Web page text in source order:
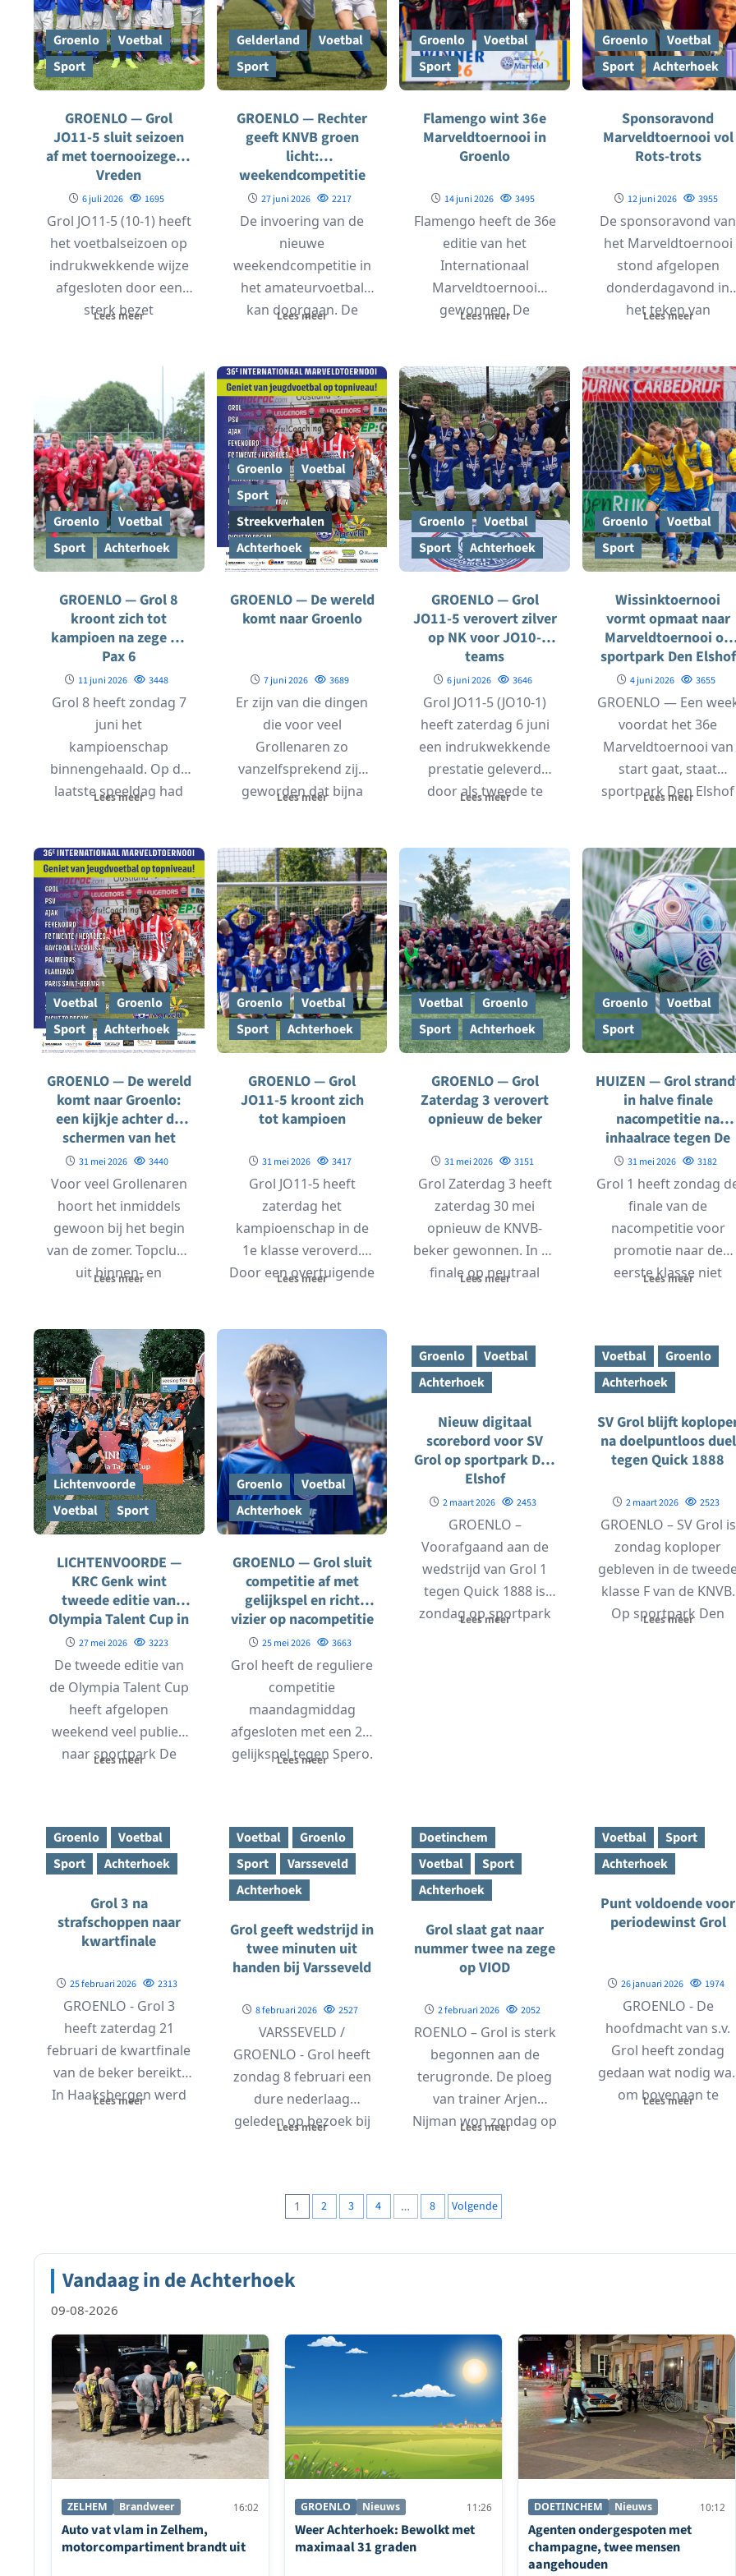
Groenlo
Voetbal
Sport
GROENLO — Grol
JO11-5 sluit seizoen
af met toernooizege in
Vreden
6 juli 2026 1695
Grol JO11-5 (10-1) heeft
het voetbalseizoen op
indrukwekkende wijze
afgesloten door een
sterk bezet
Lees meer
Gelderland
Voetbal
Sport
GROENLO — Rechter
geeft KNVB groen
licht:
weekendcompetitie
amateurvoetbal gaat
door
27 juni 2026 2217
De invoering van de
nieuwe
weekendcompetitie in
het amateurvoetbal
kan doorgaan. De
KNVB de tweede...
Lees meer
Groenlo
Voetbal
Sport
Flamengo wint 36e
Marveldtoernooi in
Groenlo
14 juni 2026 3495
Flamengo heeft de 36e
editie van het
Internationaal
Marveldtoernooi
gewonnen. De
finale Ajax met...
Lees meer
Groenlo
Voetbal
Sport
Achterhoek
Sponsoravond
Marveldtoernooi vol
Rots-trots
12 juni 2026 3955
De sponsoravond van
het Marveldtoernooi
stond afgelopen
donderdagavond in
het teken van
trots. In...
Lees meer
Groenlo
Voetbal
Sport
Achterhoek
GROENLO — Grol 8
kroont zich tot
kampioen na zege op
Pax 6
11 juni 2026 3448
Grol 8 heeft zondag 7
juni het
kampioenschap
binnengehaald. Op de
laatste speeldag had
Lees meer
Groenlo
Voetbal
Sport
Streekverhalen
Achterhoek
GROENLO — De wereld
komt naar Groenlo
7 juni 2026 3689
Er zijn van die dingen
die voor veel
Grollenaren zo
vanzelfsprekend zijn
geworden dat bijna
Lees meer
Groenlo
Voetbal
Sport
Achterhoek
GROENLO — Grol
JO11-5 verovert zilver
op NK voor JO10-
teams
6 juni 2026 3646
Grol JO11-5 (JO10-1)
heeft zaterdag 6 juni
een indrukwekkende
prestatie geleverd
door als tweede te
Lees meer
Groenlo
Voetbal
Sport
Wissinktoernooi
vormt opmaat naar
Marveldtoernooi op
sportpark Den Elshof
4 juni 2026 3655
GROENLO — Een
voordat het 36e
Marveldtoernooi van
start gaat, staat
sportpark Den Elshof
Lees meer
Voetbal
Groenlo
Sport
Achterhoek
GROENLO — De wereld
komt naar Groenlo:
een kijkje achter de
schermen van het
Marveldtoernooi
31 mei 2026 3440
Voor veel Grollenaren
hoort het inmiddels
gewoon bij het begin
van de zomer. Topclubs
uit binnen- en
Lees meer
Groenlo
Voetbal
Sport
Achterhoek
GROENLO — Grol
JO11-5 kroont zich
tot kampioen
31 mei 2026 3417
Grol JO11-5 heeft
zaterdag het
kampioenschap in de
1e klasse veroverd.
Door een overtuigende
Lees meer
Voetbal
Groenlo
Sport
Achterhoek
GROENLO — Grol
Zaterdag 3 verovert
opnieuw de beker
31 mei 2026 3151
Grol Zaterdag 3 heeft
zaterdag 30 mei
opnieuw de KNVB-
beker gewonnen. In de
finale op neutraal
Lees meer
Groenlo
Voetbal
Sport
HUIZEN — Grol
in halve finale
nacompetitie na
inhaalrace tegen De
Zuidvogels
31 mei 2026 3182
Grol 1 heeft zondag
finale van de
nacompetitie voor
promotie naar de
eerste klasse niet
Lees meer
Lichtenvoorde
Voetbal
Sport
LICHTENVOORDE —
KRC Genk wint
tweede editie van
Olympia Talent Cup in
Lichtenvoorde
27 mei 2026 3223
De tweede editie van
de Olympia Talent Cup
heeft afgelopen
weekend veel publiek
naar sportpark De
Lees meer
Groenlo
Voetbal
Achterhoek
GROENLO — Grol sluit
competitie af met
gelijkspel en richt
vizier op nacompetitie
25 mei 2026 3663
Grol heeft de reguliere
competitie
maandagmiddag
afgesloten met een 2-2
gelijkspel tegen Spero.
Lees meer
Groenlo
Voetbal
Achterhoek
Nieuw digitaal
scorebord voor SV
Grol op sportpark Den
Elshof
2 maart 2026 2453
GROENLO –
Voorafgaand aan de
wedstrijd van Grol 1
tegen Quick 1888 is
zondag op sportpark
Lees meer
Voetbal
Groenlo
Achterhoek
SV Grol blijft
na doelpuntloos duel
tegen Quick 1888
2 maart 2026 2523
GROENLO – SV Grol is
zondag koploper
gebleven in de
klasse F van de KNVB.
Op sportpark Den
Lees meer
Groenlo
Voetbal
Sport
Achterhoek
Grol 3 na
strafschoppen naar
kwartfinale
25 februari 2026 2313
GROENLO - Grol 3
heeft zaterdag 21
februari de kwartfinale
van de beker bereikt.
In Haaksbergen werd
Lees meer
Voetbal
Groenlo
Sport
Varsseveld
Achterhoek
Grol geeft wedstrijd in
twee minuten uit
handen bij Varsseveld
8 februari 2026 2527
VARSSEVELD /
GROENLO - Grol heeft
zondag 8 februari een
dure nederlaag
geleden op bezoek bij
Lees meer
Doetinchem
Voetbal
Sport
Achterhoek
Grol slaat gat naar
nummer twee na zege
op VIOD
2 februari 2026 2052
ROENLO – Grol is sterk
begonnen aan de
terugronde. De ploeg
van trainer Arjen
Nijman won zondag op
Lees meer
Voetbal
Sport
Achterhoek
Punt voldoende voor
periodewinst Grol
26 januari 2026 1974
GROENLO - De
hoofdmacht van s.v.
Grol heeft zondag
gedaan wat nodig
om bovenaan te
Lees meer
Berichten
1 2 3 4 … 8 Volgende
Vandaag in de Achterhoek
09-08-2026
ZELHEM Brandweer 16:02
Auto vat vlam in Zelhem,
motorcompartiment brandt uit
GROENLO Nieuws 11:26
Weer Achterhoek: Bewolkt met
maximaal 31 graden
DOETINCHEM Nieuws 10:12
Agenten ondergespoten met
champagne, twee mensen
aangehouden